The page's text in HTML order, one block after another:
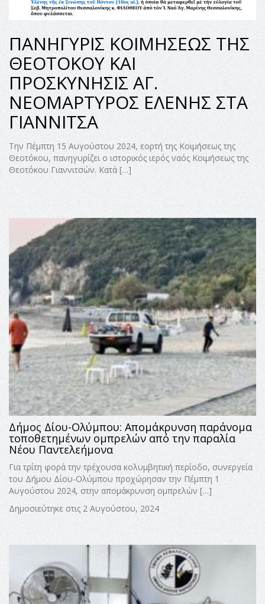
ΠΑΝΗΓΥΡΙΣ ΚΟΙΜΗΣΕΩΣ ΤΗΣ
ΘΕΟΤΟΚΟΥ ΚΑΙ
ΠΡΟΣΚΥΝΗΣΙΣ ΑΓ.
ΝΕΟΜΑΡΤΥΡΟΣ ΕΛΕΝΗΣ ΣΤΑ
ΓΙΑΝΝΙΤΣΑ
Την Πέμπτη 15 Αυγούστου 2024, εορτή της Κοιμήσεως της
Θεοτόκου, πανηγυρίζει ο ιστορικός ιερός ναός Κοιμήσεως της
Θεοτόκου Γιαννιτσών. Κατά […]
Δήμος Δίου-Ολύμπου: Απομάκρυνση παράνομα
τοποθετημένων ομπρελών από την παραλία
Νέου Παντελεήμονα
Για τρίτη φορά την τρέχουσα κολυμβητική περίοδο, συνεργεία
του Δήμου Δίου-Ολύμπου προχώρησαν την Πέμπτη 1
Αυγούστου 2024, στην απομάκρυνση ομπρελών […]
Δημοσιεύτηκε στις 2 Αυγούστου, 2024